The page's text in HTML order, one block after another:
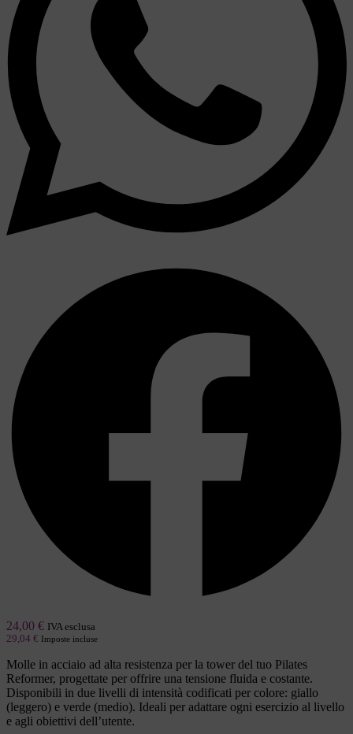
24,00 € IVA esclusa
29,04 € Imposte incluse
Molle in acciaio ad alta resistenza per la tower del tuo Pilates
Reformer, progettate per offrire una tensione fluida e costante.
Disponibili in due livelli di intensità codificati per colore: giallo
(leggero) e verde (medio). Ideali per adattare ogni esercizio al livello
e agli obiettivi dell’utente.